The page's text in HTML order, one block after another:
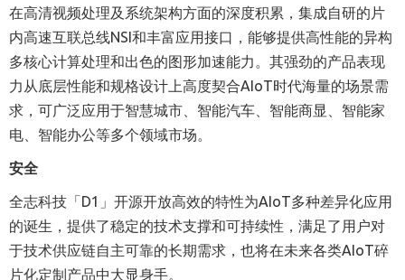
在高清视频处理及系统架构方面的深度积累，集成自研的片
内高速互联总线NSI和丰富应用接口，能够提供高性能的异构
多核心计算处理和出色的图形加速能力。其强劲的产品表现
力从底层性能和规格设计上高度契合AIoT时代海量的场景需
求，可广泛应用于智慧城市、智能汽车、智能商显、智能家
电、智能办公等多个领域市场。
安全
全志科技「D1」开源开放高效的特性为AIoT多种差异化应用
的诞生，提供了稳定的技术支撑和可持续性，满足了用户对
于技术供应链自主可靠的长期需求，也将在未来各类AIoT碎
片化定制产品中大显身手。